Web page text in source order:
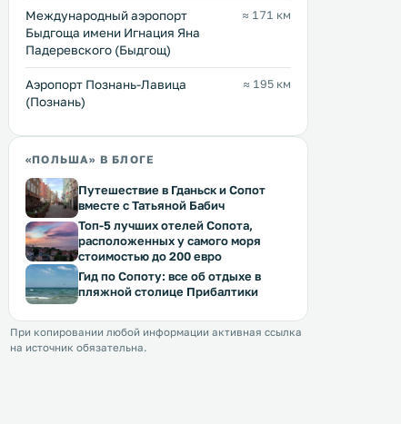
территории отеля есть детская
игровая площадка и терраса, а
также ресторан. Автомобиль
можно оставить на бесплатной
Перейти →
Номера оснащены ЖК-
Международный аэропорт
Быдгоща имени Игнация Яна
Падеревского (Быдгощ)
≈ 171 км
Аэропорт Познань-Лавица
(Познань)
≈ 195 км
«ПОЛЬША» В БЛОГЕ
Путешествие в Гданьск и Сопот
вместе с Татьяной Бабич
Топ-5 лучших отелей Сопота,
расположенных у самого моря
стоимостью до 200 евро
Гид по Сопоту: все об отдыхе в
пляжной столице Прибалтики
При копировании любой информации активная ссылка
на источник обязательна.